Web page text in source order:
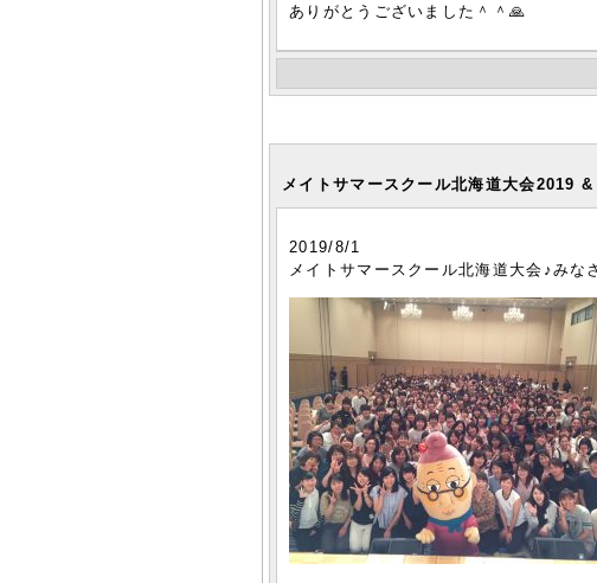
ありがとうございました＾＾🙏
メイトサマースクール北海道大会2019
2019/8/1
メイトサマースクール北海道大会♪みな